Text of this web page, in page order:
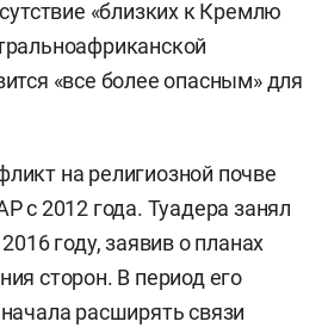
«близких к Кремлю
«все более опасным» для
на религиозной почве
с 2012 года. Туадера занял
году, заявив о планах
сторон. В период его
расширять связи